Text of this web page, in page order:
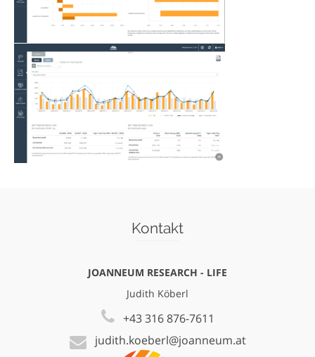
Kontakt
JOANNEUM RESEARCH - LIFE
Judith Köberl
+43 316 876-7611
judith.koeberl@joanneum.at